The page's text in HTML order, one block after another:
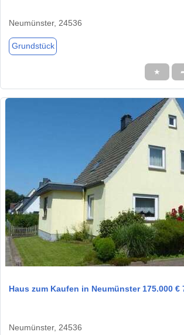
Neumünster, 24536
Grundstück
★
Haus zum Kaufen in Neumünster 175.000 €
Neumünster, 24536